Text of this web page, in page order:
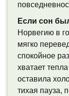
Если сон
Норвегию в
мягко
спокойное
хватает
оставила
тихая пауза,